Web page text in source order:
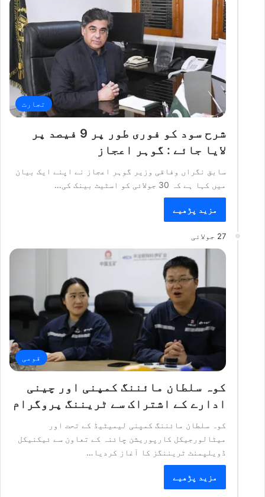
تجارت
شرح سود کو فوری طور پر 9 فیصد پر
لایا جائے : گوہر اعجاز
سابق نگراں وفاقی وزیر گوہر اعجاز نے اپنے ایک بیان
میں کہا ہے کہ 30 جولائی کو اسٹیٹ بینک کی…
مزید پڑھیے
27 جولائی
قومی
کوہ سلطان مائننگ کمپنی اور چینی
ادارے کے اشتراک سے ٹریننگ پروگرام
کوہ سلطان مائننگ کمپنی لیمیٹیڈ کے تحت اور
میٹالورجیکل کارپوریشن چائنہ کے تعاون سے ئیکنیکل
ڈویلپمنٹ ٹریننگز کا آغاز کردیا…
مزید پڑھیے